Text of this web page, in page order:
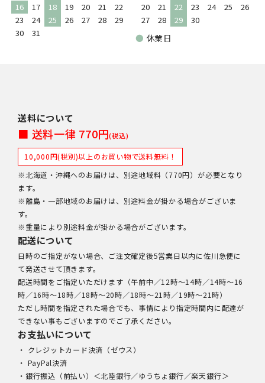
16
17 18 19 20 21
22
23
24 25 26 27 28
29
30
31
20
21 22 23 24 25
26
27
28 29 30
● 休業日
送料について
■ 送料一律 770円(税込)
10,000円(税別)以上のお買い物で送料無料！
※北海道・沖縄へのお届けは、別途地域料（770円）が必要となり
ます。
※離島・一部地域のお届けは、別途料金が掛かる場合がございま
す。
※重量により別途料金が掛かる場合がございます。
配送について
日時のご指定がない場合、ご注文確定後5営業日以内に佐川急便に
て発送させて頂きます。
配送時間をご指定いただけます（午前中／12時～14時／14時～16
時／16時～18時／18時～20時／18時～21時／19時～21時）
ただし時間を指定された場合でも、事情により指定時間内に配達が
できない事もございますのでご了承ください。
お支払いについて
・ クレジットカード決済（ゼウス）
・ PayPal決済
・銀行振込（前払い）＜北陸銀行／ゆうちょ銀行／楽天銀行＞